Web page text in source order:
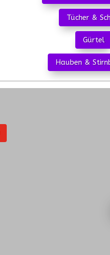
Tücher &
Gürtel
Hauben &